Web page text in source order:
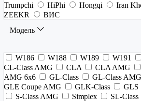
Trumpchi
HiPhi Hongqi Iran
ZEEKR
ВИС
Модель
W186 W188 W189 W191
CL-Class AMG
CLA CLA AMG
AMG 6x6
GL-Class GL-Class AMG
GLE Coupe AMG
GLK-Class GLS
S-Class AMG
Simplex SL-Class